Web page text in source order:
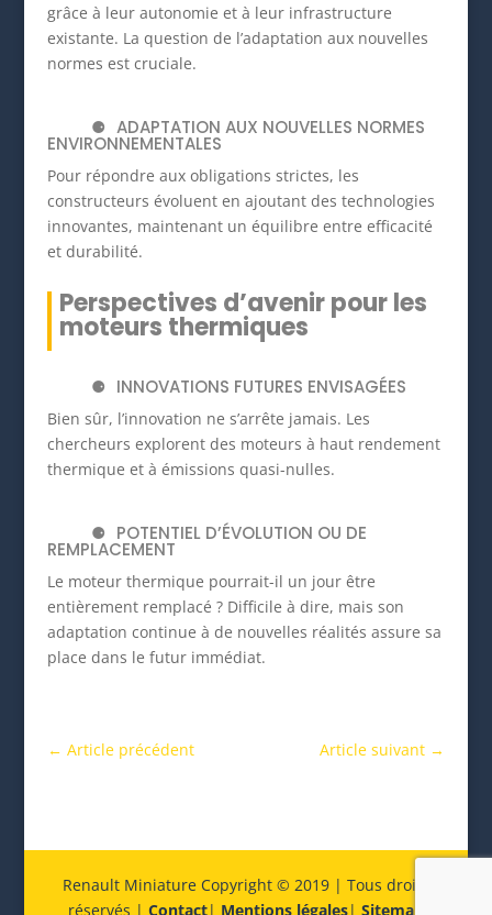
grâce à leur autonomie et à leur infrastructure
existante. La question de l’adaptation aux nouvelles
normes est cruciale.
ADAPTATION AUX NOUVELLES NORMES
ENVIRONNEMENTALES
Pour répondre aux obligations strictes, les
constructeurs évoluent en ajoutant des technologies
innovantes, maintenant un équilibre entre efficacité
et durabilité.
Perspectives d’avenir pour les
moteurs thermiques
INNOVATIONS FUTURES ENVISAGÉES
Bien sûr, l’innovation ne s’arrête jamais. Les
chercheurs explorent des moteurs à haut rendement
thermique et à émissions quasi-nulles.
POTENTIEL D’ÉVOLUTION OU DE
REMPLACEMENT
Le moteur thermique pourrait-il un jour être
entièrement remplacé ? Difficile à dire, mais son
adaptation continue à de nouvelles réalités assure sa
place dans le futur immédiat.
← Article précédent Article suivant →
Renault Miniature Copyright © 2019 | Tous droits
réservés | Contact| Mentions légales| Sitemap